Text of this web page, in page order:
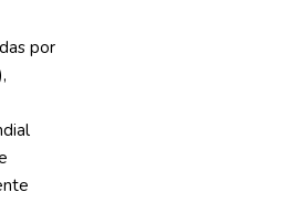
por